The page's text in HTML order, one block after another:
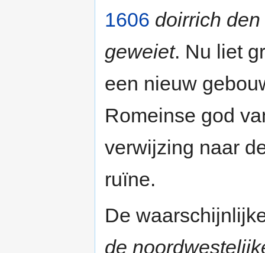
1606 doirrich
geweiet. Nu liet
een nieuw
Romeinse god
verwijzing naar
ruïne.
De
de